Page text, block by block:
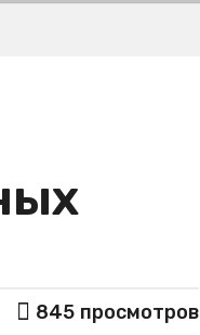
845 просмотров